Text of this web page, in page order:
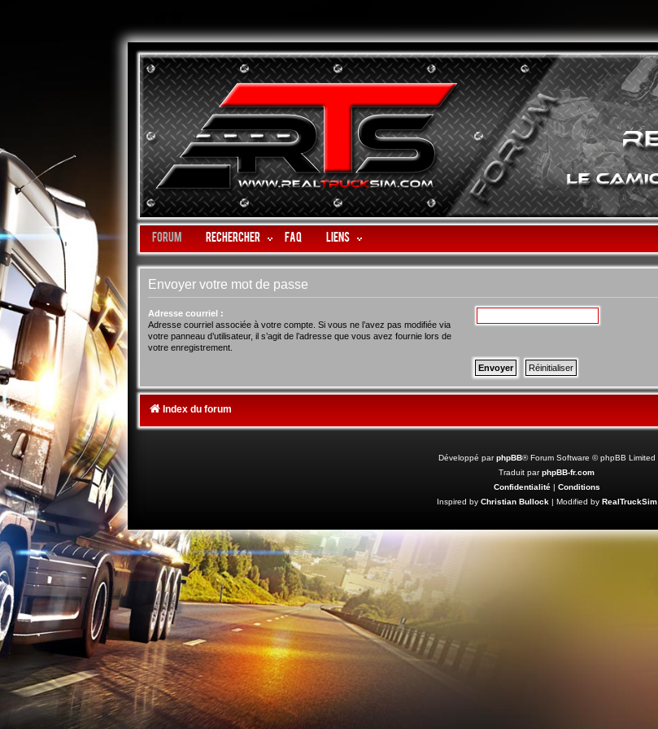
Forum Rechercher FAQ LIENS
Envoyer votre mot de passe
Adresse courriel :
Adresse courriel associée à votre compte. Si vous ne l’avez pas modifiée via
votre panneau d’utilisateur, il s’agit de l’adresse que vous avez fournie lors de
votre enregistrement.
Index du forum
Développé parphpBB® Forum Software © phpBB Limited
Traduit parphpBB-fr.com
Confidentialité| Conditions
Inspired by Christian Bullock| Modified by RealTruckSim